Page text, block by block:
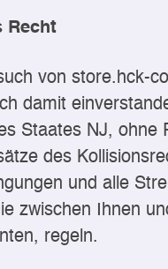
Recht
von store.hck-
damit
Staates NJ, ohne
des
und alle
zwischen Ihnen
regeln.